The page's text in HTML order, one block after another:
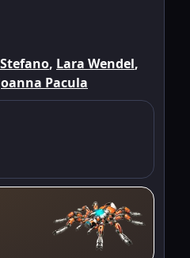
, Lara Wendel,
Pacula